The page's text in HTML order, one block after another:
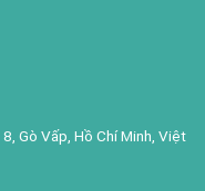
Gò Vấp, Hồ Chí Minh, Việt